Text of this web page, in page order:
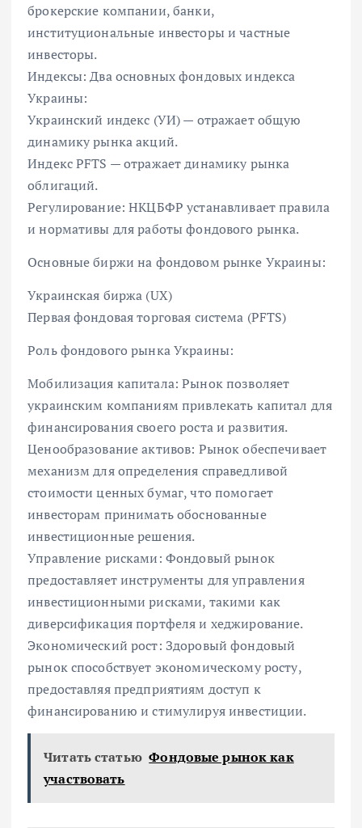
брокерские компании, банки,
институциональные инвесторы и частные
инвесторы.
Индексы: Два основных фондовых индекса
Украины:
Украинский индекс (УИ) — отражает общую
динамику рынка акций.
Индекс PFTS — отражает динамику рынка
облигаций.
Регулирование: НКЦБФР устанавливает правила
и нормативы для работы фондового рынка.
Основные биржи на фондовом рынке Украины:
Украинская биржа (UX)
Первая фондовая торговая система (PFTS)
Роль фондового рынка Украины:
Мобилизация капитала: Рынок позволяет
украинским компаниям привлекать капитал для
финансирования своего роста и развития.
Ценообразование активов: Рынок обеспечивает
механизм для определения справедливой
стоимости ценных бумаг, что помогает
инвесторам принимать обоснованные
инвестиционные решения.
Управление рисками: Фондовый рынок
предоставляет инструменты для управления
инвестиционными рисками, такими как
диверсификация портфеля и хеджирование.
Экономический рост: Здоровый фондовый
рынок способствует экономическому росту,
предоставляя предприятиям доступ к
финансированию и стимулируя инвестиции.
Читать статью Фондовые рынок как
участвовать